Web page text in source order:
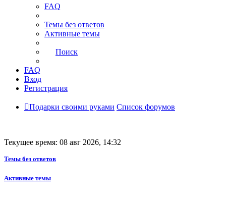
FAQ
Темы без ответов
Активные темы
Поиск
FAQ
Вход
Регистрация
Подарки своими руками Список форумов
Текущее время: 08 авг 2026, 14:32
Темы без ответов
Активные темы